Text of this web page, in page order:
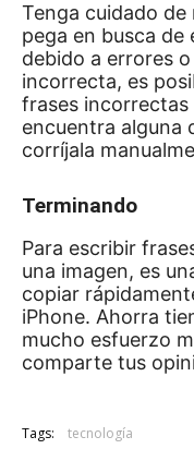
Tenga cuidado
pega en busca
debido a errores
incorrecta, es
frases
encuentra alguna
corríjala
Terminando
Para escribir
una imagen, es
copiar
iPhone. Ahorra
mucho esfuerzo
comparte tus
Tags: tecnología